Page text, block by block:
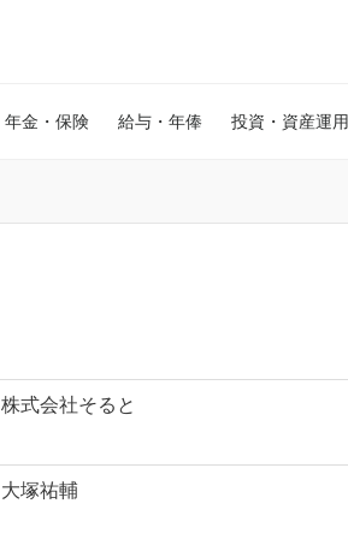
年金・保険 給与・年俸 投資・資産運用
株式会社そると
大塚祐輔